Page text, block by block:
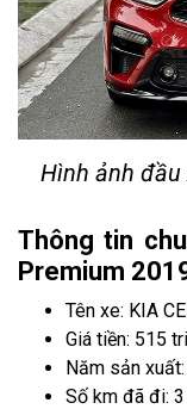
Hình ảnh đầu
Thông tin
Premium
Tên xe: KIA
Giá tiền: 515
Năm sản
Số km đã đi: